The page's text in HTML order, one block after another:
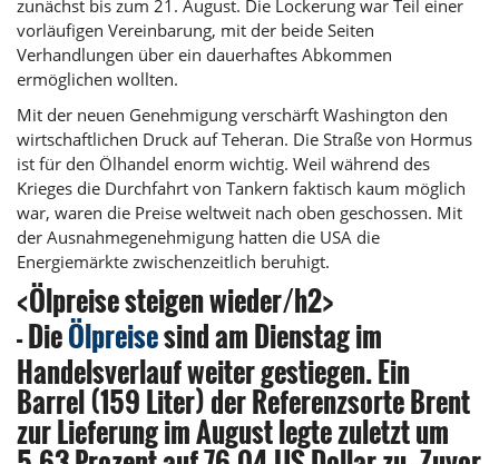
zunächst bis zum 21. August. Die Lockerung war Teil einer
vorläufigen Vereinbarung, mit der beide Seiten
Verhandlungen über ein dauerhaftes Abkommen
ermöglichen wollten.
Mit der neuen Genehmigung verschärft Washington den
wirtschaftlichen Druck auf Teheran. Die Straße von Hormus
ist für den Ölhandel enorm wichtig. Weil während des
Krieges die Durchfahrt von Tankern faktisch kaum möglich
war, waren die Preise weltweit nach oben geschossen. Mit
der Ausnahmegenehmigung hatten die USA die
Energiemärkte zwischenzeitlich beruhigt.
<Ölpreise steigen wieder/h2>
- DieÖlpreisesind am Dienstag im
Handelsverlauf weiter gestiegen. Ein
Barrel (159 Liter) der Referenzsorte Brent
zur Lieferung im August legte zuletzt um